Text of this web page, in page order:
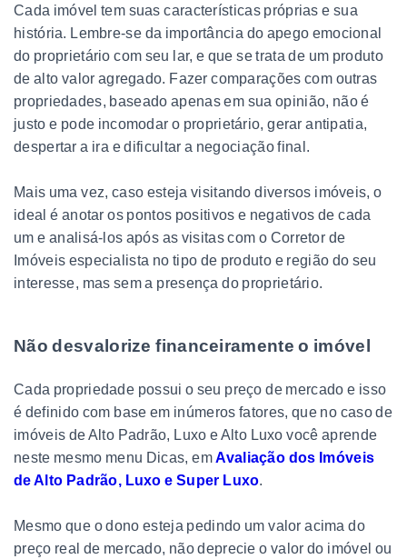
Cada imóvel tem suas características próprias e sua
história. Lembre-se da importância do apego emocional
do proprietário com seu lar, e que se trata de um produto
de alto valor agregado. Fazer comparações com outras
propriedades, baseado apenas em sua opinião, não é
justo e pode incomodar o proprietário, gerar antipatia,
despertar a ira e dificultar a negociação final.
Mais uma vez, caso esteja visitando diversos imóveis, o
ideal é anotar os pontos positivos e negativos de cada
um e analisá-los após as visitas com o Corretor de
Imóveis especialista no tipo de produto e região do seu
interesse, mas sem a presença do proprietário.
Não desvalorize financeiramente o imóvel
Cada propriedade possui o seu preço de mercado e isso
é definido com base em inúmeros fatores, que no caso de
imóveis de Alto Padrão, Luxo e Alto Luxo você aprende
neste mesmo menu Dicas, emAvaliação dos Imóveis
de Alto Padrão, Luxo e Super Luxo.
Mesmo que o dono esteja pedindo um valor acima do
preço real de mercado, não deprecie o valor do imóvel ou